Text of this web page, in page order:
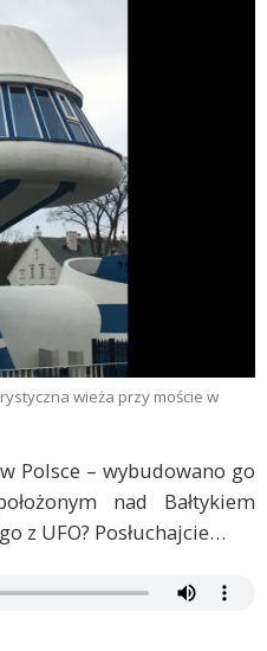
wieża przy moście w
Polsce – wybudowano go
nad Bałtykiem
z UFO? Posłuchajcie…